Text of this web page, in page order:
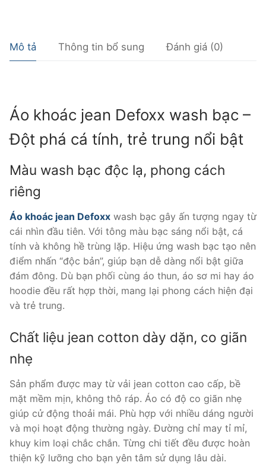
Mô tả Thông tin bổ sung Đánh giá (0)
Áo khoác jean Defoxx wash bạc –
Đột phá cá tính, trẻ trung nổi bật
Màu wash bạc độc lạ, phong cách
riêng
Áo khoác jean Defoxx wash bạc gây ấn tượng ngay từ
cái nhìn đầu tiên. Với tông màu bạc sáng nổi bật, cá
tính và không hề trùng lặp. Hiệu ứng wash bạc tạo nên
điểm nhấn “độc bản”, giúp bạn dễ dàng nổi bật giữa
đám đông. Dù bạn phối cùng áo thun, áo sơ mi hay áo
hoodie đều rất hợp thời, mang lại phong cách hiện đại
và trẻ trung.
Chất liệu jean cotton dày dặn, co giãn
nhẹ
Sản phẩm được may từ vải jean cotton cao cấp, bề
mặt mềm mịn, không thô ráp. Áo có độ co giãn nhẹ
giúp cử động thoải mái. Phù hợp với nhiều dáng người
và mọi hoạt động thường ngày. Đường chỉ may tỉ mỉ,
khuy kim loại chắc chắn. Từng chi tiết đều được hoàn
thiện kỹ lưỡng cho bạn yên tâm sử dụng lâu dài.